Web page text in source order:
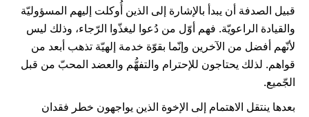
قبيل الصدفة أن يبدأ بالإشارة إلى الذين أُوكلت إليهم المسؤوليّة
والقيادة الراعويّة. فهم أوّل من دُعوا ليغذّوا الرّجاء، وذلك ليس
لأنّهم أفضل من الآخرين وإنّما بقوّة خدمة إلهيّة تذهب أبعد من
قواهم. لذلك يحتاجون للإحترام والتفهُّم والعضد المحبّ من قبل
الجّميع.
بعدها ينتقل الاهتمام إلى الإخوة الذين يواجهون خطر فقدان